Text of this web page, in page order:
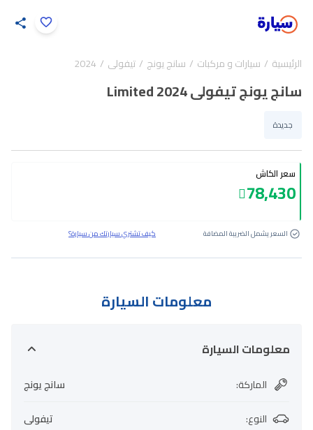
الرئيسية سيارات و مركبات سانج يونج تيفولى 2024
سانج يونج تيفولى Limited 2024
جديدة
سعر الكاش
78,430
السعر يشمل الضريبة المضافة كيف تشتري سيارتك من سيارة؟
معلومات السيارة
معلومات السيارة
الماركة:
سانج يونج
النوع:
تيفولى